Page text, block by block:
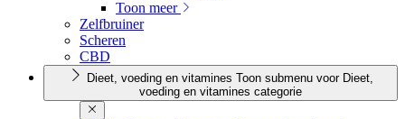
Toon meer
Zelfbruiner
Scheren
CBD
Dieet, voeding en vitamines Toon submenu voor Dieet,
voeding en vitamines categorie